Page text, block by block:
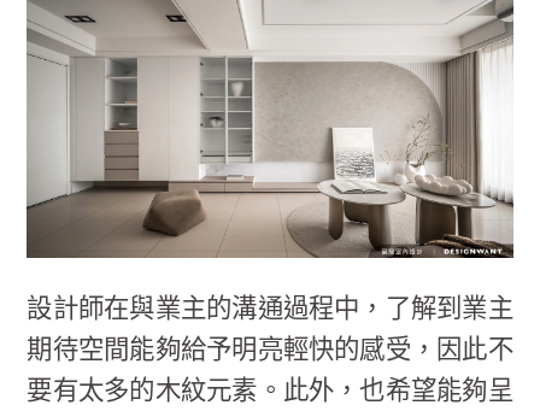
設計師在與業主的溝通過程中，了解到業主
期待空間能夠給予明亮輕快的感受，因此不
要有太多的木紋元素。此外，也希望能夠呈